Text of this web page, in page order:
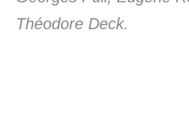
Théodore Deck.